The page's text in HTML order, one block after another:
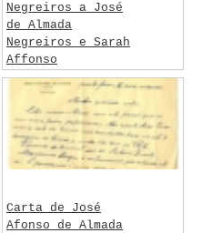
Negreiros a José
de Almada
Negreiros e Sarah
Affonso
Negreiros, José
Afonso de Almada
Carta de José
Afonso de Almada